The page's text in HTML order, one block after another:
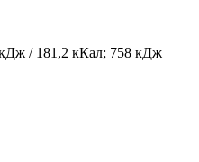
/ 181,2 кКал; 758 кДж